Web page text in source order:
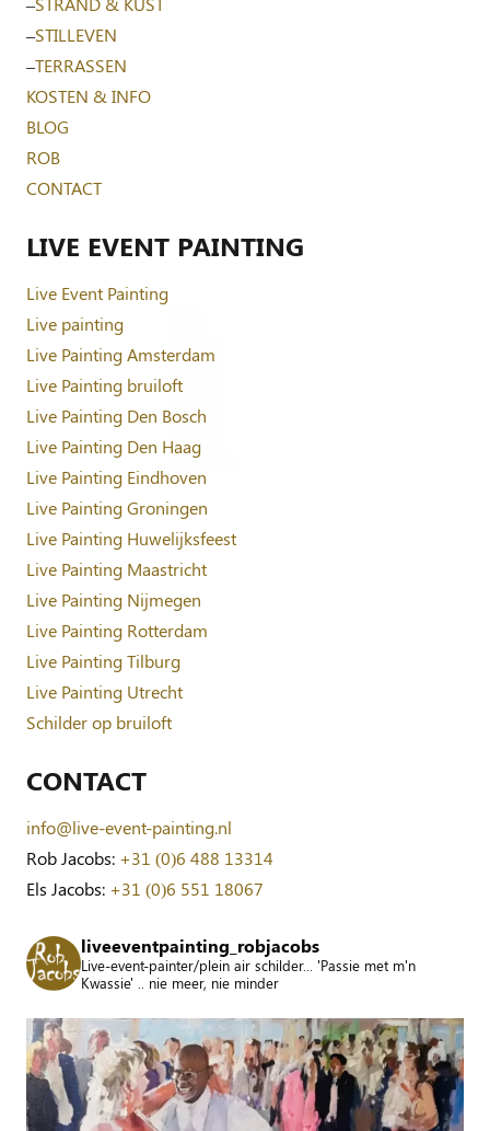
–STILLEVEN
–TERRASSEN
KOSTEN & INFO
BLOG
ROB
CONTACT
LIVE EVENT PAINTING
Live Event Painting
Live painting
Live Painting Amsterdam
Live Painting bruiloft
Live Painting Den Bosch
Live Painting Den Haag
Live Painting Eindhoven
Live Painting Groningen
Live Painting Huwelijksfeest
Live Painting Maastricht
Live Painting Nijmegen
Live Painting Rotterdam
Live Painting Tilburg
Live Painting Utrecht
Schilder op bruiloft
CONTACT
info@live-event-painting.nl
Rob Jacobs: +31 (0)6 488 13314
Els Jacobs: +31 (0)6 551 18067
liveeventpainting_robjacobs
Live-event-painter/plein air schilder... 'Passie met m'n
Kwassie' .. nie meer, nie minder